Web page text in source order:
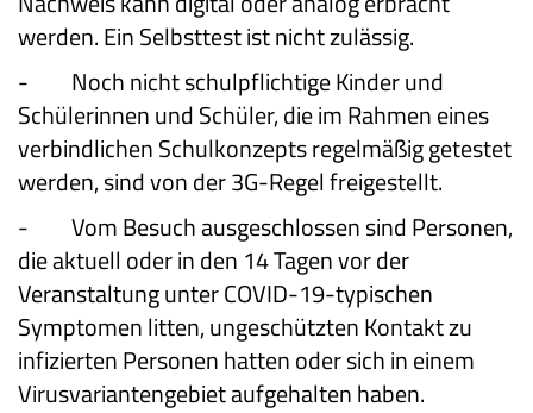
werden. Ein Selbsttest ist nicht zulässig.
-
Noch nicht schulpflichtige Kinder und
Schülerinnen und Schüler, die im Rahmen eines
verbindlichen Schulkonzepts regelmäßig getestet
werden, sind von der 3G-Regel freigestellt.
-
Vom Besuch ausgeschlossen sind Personen,
die aktuell oder in den 14 Tagen vor der
Veranstaltung unter COVID-19-typischen
Symptomen litten, ungeschützten Kontakt zu
infizierten Personen hatten oder sich in einem
Virusvariantengebiet aufgehalten haben.